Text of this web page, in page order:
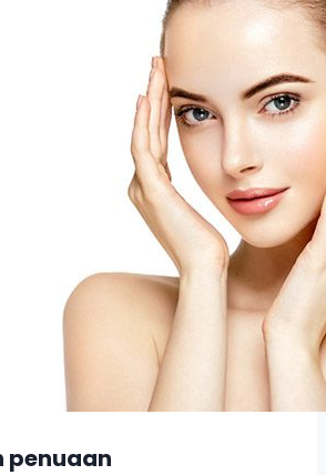
penuaan